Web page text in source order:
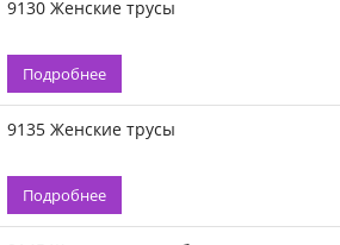
9130 Женские трусы
Подробнее
9135 Женские трусы
Подробнее